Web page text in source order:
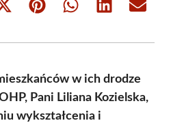
Share
(Twitter)
Share Share Share Share
w ich drodze
Pani Liliana Kozielska,
wykształcenia i